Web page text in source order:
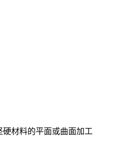
材料的平面或曲面加工